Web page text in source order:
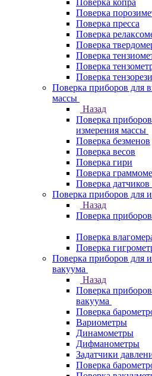
Поверка копра
Поверка
Поверка пресса
Поверка
Поверка
Поверка
Поверка
Поверка
Поверка приборов для
массы
Назад
Поверка
измерения массы
Поверка безменов
Поверка весов
Поверка гири
Поверка
Поверка
Поверка приборов для
Назад
Поверка
Поверка
Поверка
Поверка приборов для
вакуума
Назад
Поверка
вакуума
Поверка
Вариометры
Динамометры
Дифманометры
Задатчики
Поверка